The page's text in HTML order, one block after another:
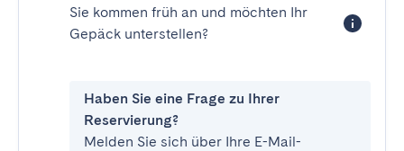
Sie kommen früh an und möchten Ihr
Gepäck unterstellen?
Haben Sie eine Frage zu Ihrer
Reservierung?
Melden Sie sich über Ihre E-Mail-